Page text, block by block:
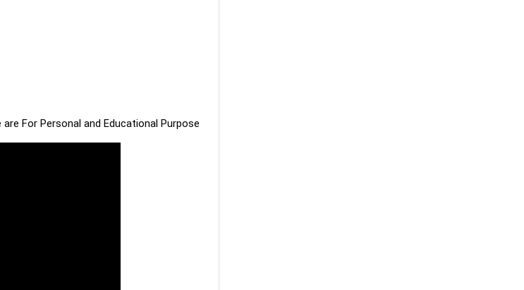
For Personal and Educational Purpose